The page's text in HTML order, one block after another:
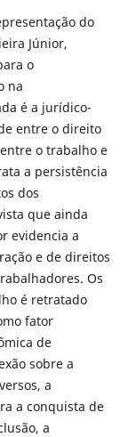
do
Júnior,
o
na
é a jurídico-
entre o direito
o trabalho e
a persistência
dos
que ainda
evidencia a
e de direitos
Os
é retratado
fator
de
sobre a
a
a conquista de
a